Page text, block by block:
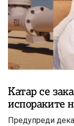
Катар се
испораките
Предупреди